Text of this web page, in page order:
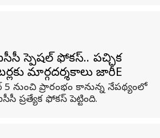
స్పెషల్ ఫోకస్.. పచ్చిక
మార్గదర్శకాలు జారీE
5 నుంచి ప్రారంభం కానున్న నేపథ్యంలో
ప్రత్యేక ఫోకస్ పెట్టింది.